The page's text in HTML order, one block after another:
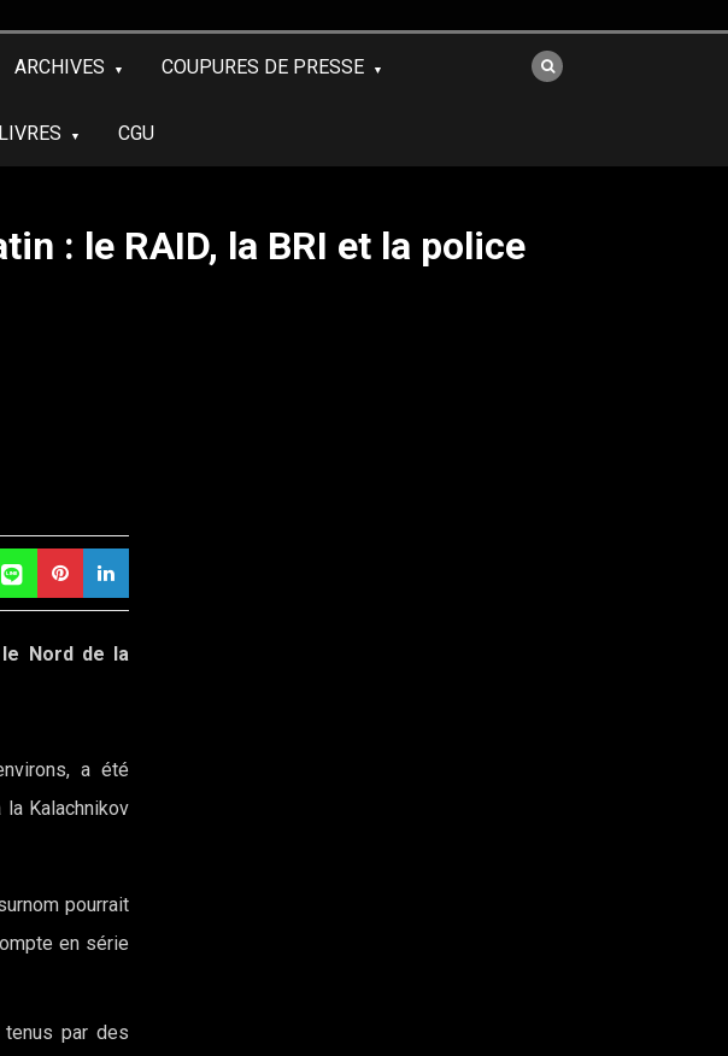
ARCHIVES COUPURES DE PRESSE
LIVRES CGU
: le RAID, la BRI et la police
Nord de la
a été
Kalachnikov
pourrait
en série
par des